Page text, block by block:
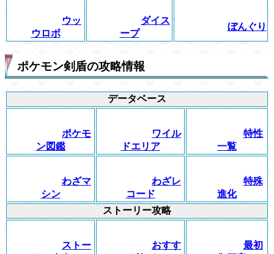
ウッ
ウロボ
ダイス
ープ
ぼんぐり
ポケモン剣盾の攻略情報
データベース
ポケモ
ン図鑑
ワイル
ドエリア
特性
一覧
わざマ
シン
わざレ
コード
特殊
進化
ストーリー攻略
ストー
おすす
最初